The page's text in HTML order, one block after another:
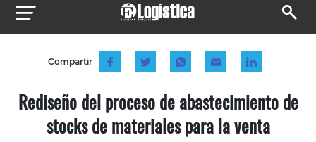
Compartir
Rediseño del proceso de abastecimiento de
stocks de materiales para la venta